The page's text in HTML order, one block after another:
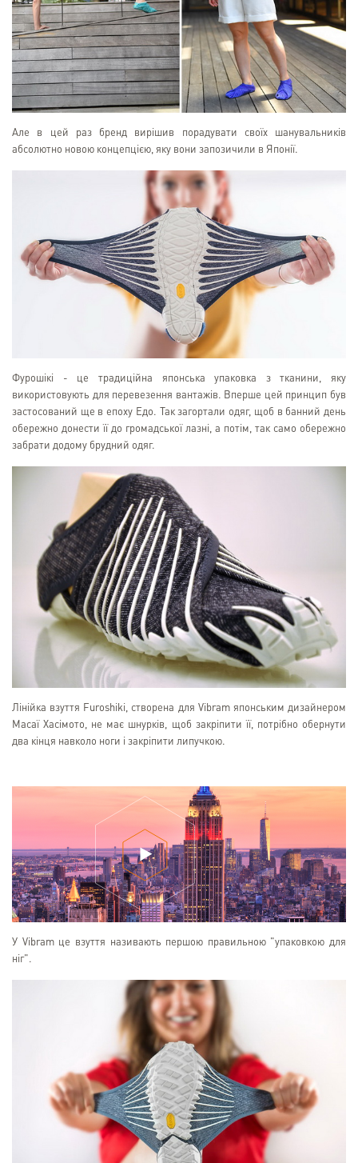
Але в цей раз бренд вирішив порадувати своїх шанувальників
абсолютно новою концепцією, яку вони запозичили в Японії.
Фурошікі - це традиційна японська упаковка з тканини, яку
використовують для перевезення вантажів. Вперше цей принцип був
застосований ще в епоху Едо. Так загортали одяг, щоб в банний день
обережно донести її до громадської лазні, а потім, так само обережно
забрати додому брудний одяг.
Лінійка взуття Furoshiki, створена для Vibram японським дизайнером
Масаї Хасімото, не має шнурків, щоб закріпити її, потрібно обернути
два кінця навколо ноги і закріпити липучкою.
У Vibram це взуття називають першою правильною "упаковкою для
ніг".